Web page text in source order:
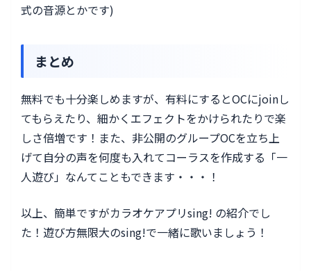
式の音源とかです)
まとめ
無料でも十分楽しめますが、有料にするとOCにjoinし
てもらえたり、細かくエフェクトをかけられたりで楽
しさ倍増です！また、非公開のグループOCを立ち上
げて自分の声を何度も入れてコーラスを作成する「一
人遊び」なんてこともできます・・・！
以上、簡単ですがカラオケアプリsing! の紹介でし
た！遊び方無限大のsing!で一緒に歌いましょう！